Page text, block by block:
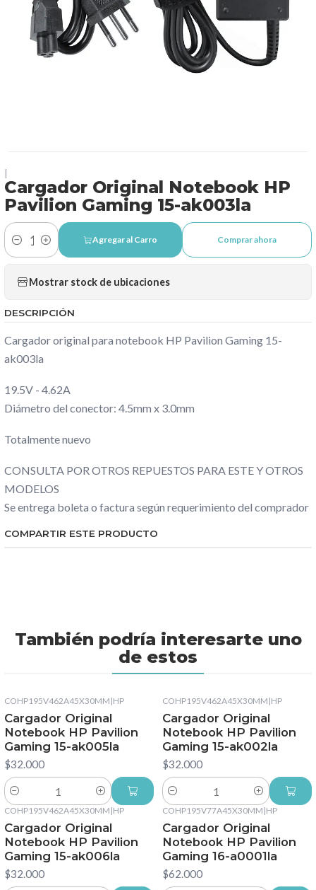
Cargador Original Notebook HP
Pavilion Gaming 15-ak003la
Cantidad
Agregar al Carro Comprar ahora
Mostrar stock de ubicaciones
DESCRIPCIÓN
Cargador original para notebook HP Pavilion Gaming 15-
ak003la
19.5V - 4.62A
Diámetro del conector: 4.5mm x 3.0mm
Totalmente nuevo
CONSULTA POR OTROS REPUESTOS PARA ESTE Y OTROS
MODELOS
Se entrega boleta o factura según requerimiento del comprador
COMPARTIR ESTE PRODUCTO
También podría interesarte uno
de estos
COHP195V462A45X30MM |HP
Cargador Original
Notebook HP Pavilion
Gaming 15-ak005la
$32.000
Cantidad
COHP195V462A45X30MM |HP
Cargador Original
Notebook HP Pavilion
Gaming 15-ak002la
$32.000
Cantidad
COHP195V462A45X30MM |HP
Cargador Original
Notebook HP Pavilion
Gaming 15-ak006la
$32.000
COHP195V77A45X30MM |HP
Cargador Original
Notebook HP Pavilion
Gaming 16-a0001la
$62.000